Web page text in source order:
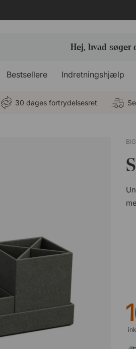
Bestsellere Indretningshjælp
30 dages fortrydelsesret